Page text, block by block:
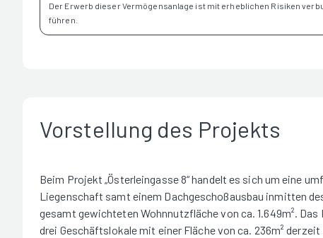
Der Erwerb dieser Vermögensanlage ist mit erheblichen Risiken
führen.
Vorstellung des Projekts
Beim Projekt „Österleingasse 8“ handelt es sich um eine
Liegenschaft samt einem Dachgeschoßausbau inmitten
gesamt gewichteten Wohnnutzfläche von ca. 1.649m².
drei Geschäftslokale mit einer Fläche von ca. 236m²